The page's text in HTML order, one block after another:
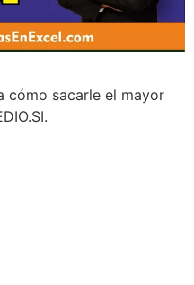
cómo sacarle el mayor